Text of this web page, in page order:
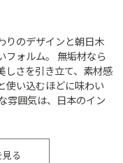
りのデザインと朝日木
フォルム。 無垢材なら
しさを引き立て、素材感
使い込むほどに味わい
雰囲気は、日本のイン
る